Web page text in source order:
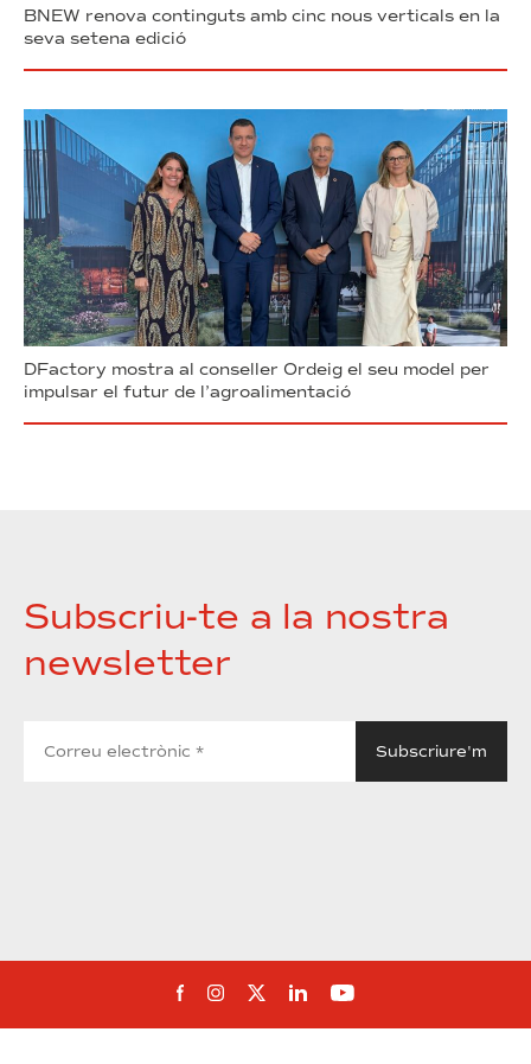
BNEW renova continguts amb cinc nous verticals en la
seva setena edició
DFactory mostra al conseller Ordeig el seu model per
impulsar el futur de l’agroalimentació
Subscriu-te a la nostra
newsletter
Segueix-nos al Facebook
Segueix-nos a Instagram
Segueix-nos a Twitter
Segueix-nos a
Segueix-nos a